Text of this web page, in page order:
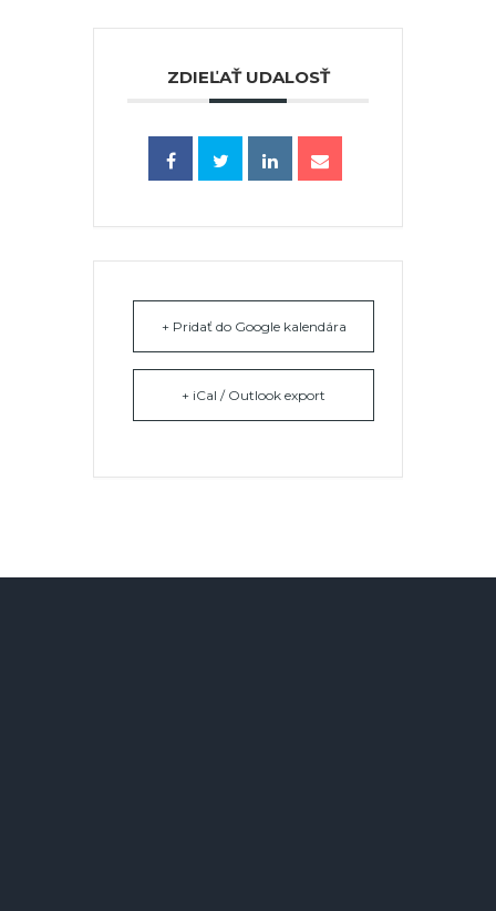
ZDIEĽAŤ UDALOSŤ
+ Pridať do Google kalendára
+ iCal / Outlook export